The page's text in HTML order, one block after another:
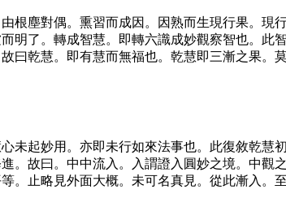
根塵對偶。熏習而成因。因熟而生現行果。現
明了。轉成智慧。即轉六識成妙觀察智也。此
乾慧。即有慧而無福也。乾慧即三漸之果。
未起妙用。亦即未行如來法事也。此復敘乾慧
。故曰。中中流入。入謂證入圓妙之境。中觀
止略見外面大概。未可名真見。從此漸入。